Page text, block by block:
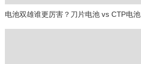
电池双雄谁更厉害？刀片电池 vs CTP电池